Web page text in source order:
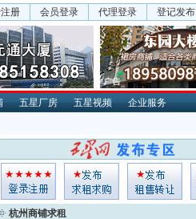
册 会员登录 代理登录 登记发布
五星厂房 五星视频
企业服务
杭州商铺求租